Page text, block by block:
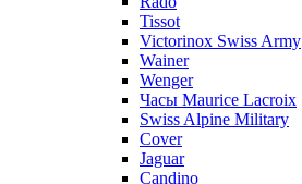
Tissot
Victorinox Swiss Army
Wainer
Wenger
Часы Maurice Lacroix
Swiss Alpine Military
Cover
Jaguar
Candino